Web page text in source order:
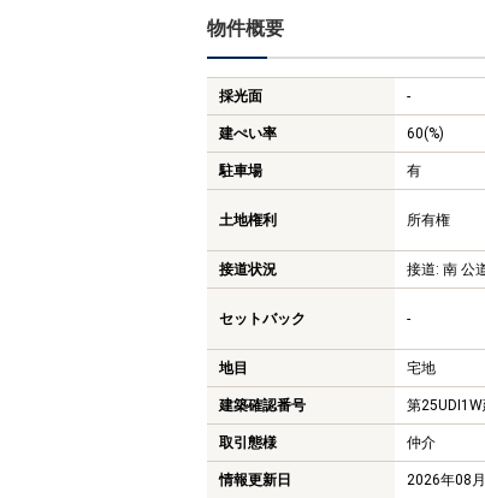
物件概要
採光面 -
建ぺい率 60(%)
駐車場 有
土地権利 所有権
接道状況 接道: 南 公
セットバック -
地目 宅地
建築確認番号 第
取引態様 仲介
情報更新日 2026年08